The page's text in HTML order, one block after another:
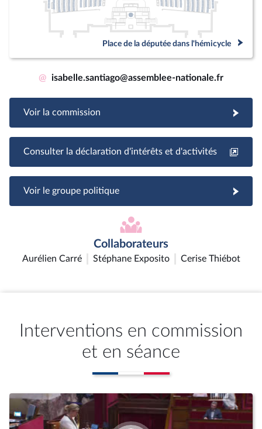
Place de la députée dans l'hémicycle
@ isabelle.santiago@assemblee-nationale.fr
Voir la commission
Consulter la déclaration d'intérêts et d'activités
Voir le groupe politique
Collaborateurs
Aurélien Carré Stéphane Exposito Cerise Thiébot
Interventions en commission
et en séance